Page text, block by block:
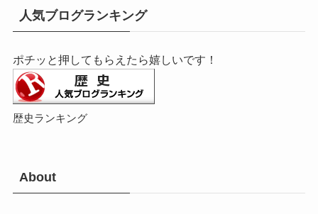
人気ブログランキング
ポチッと押してもらえたら嬉しいです！
歴史ランキング
About